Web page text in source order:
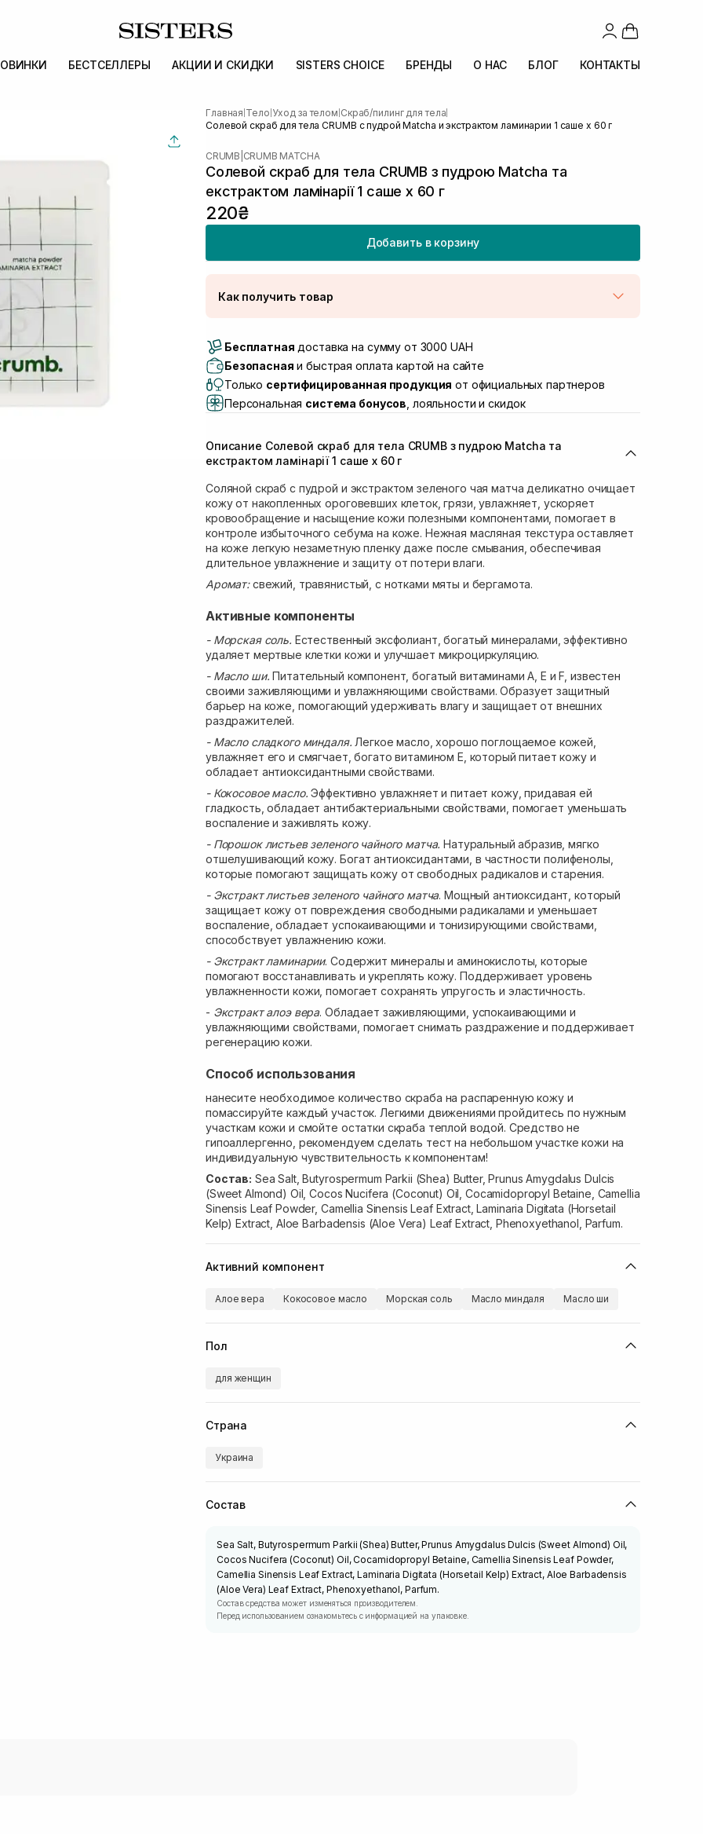
БЕСТСЕЛЛЕРЫ АКЦИИ И СКИДКИ SISTERS CHOICE БРЕНДЫ О НАС БЛОГ КОНТАКТЫ
Главная Тело Уход за телом Скраб/пилинг для тела
Солевой скраб для тела CRUMB с пудрой Matcha и экстрактом ламинарии 1 саше х 60 г
CRUMB CRUMB MATCHA
Солевой скраб для тела CRUMB з пудрою Matcha та
екстрактом ламінарії 1 саше х 60 г
220₴
Добавить в корзину
Как получить товар
Самовывоз г. Луцк, Винниченка 4
Самовывоз г. Львов, ул. Академика Подстригача, 1В (Duck's
Самовывоз Львов (Ивана Франко 36) В наличии
Самовывоз г. Львов ул. Степана Бандеры 43 В наличии
Самовывоз г. Ровно, ул. Кулика и Гудачека 23 (ТЦ Экватор) Нет в наличии!
Бесплатная доставка на сумму от 3000 UAH
Безопасная и быстрая оплата картой на сайте
Только сертифицированная продукция от официальных партнеров
Персональная система бонусов , лояльности и скидок
Описание Солевой скраб для тела CRUMB з пудрою Matcha та
екстрактом ламінарії 1 саше х 60 г
Соляной скраб с пудрой и экстрактом зеленого чая матча деликатно очищает
кожу от накопленных ороговевших клеток, грязи, увлажняет, ускоряет
кровообращение и насыщение кожи полезными компонентами, помогает в
контроле избыточного себума на коже. Нежная масляная текстура оставляет
на коже легкую незаметную пленку даже после смывания, обеспечивая
длительное увлажнение и защиту от потери влаги.
Аромат:свежий, травянистый, с нотками мяты и бергамота.
Активные компоненты
- Морская соль. Естественный эксфолиант, богатый минералами, эффективно
удаляет мертвые клетки кожи и улучшает микроциркуляцию.
- Масло ши. Питательный компонент, богатый витаминами A, E и F, известен
своими заживляющими и увлажняющими свойствами. Образует защитный
барьер на коже, помогающий удерживать влагу и защищает от внешних
раздражителей.
- Масло сладкого миндаля. Легкое масло, хорошо поглощаемое кожей,
увлажняет его и смягчает, богато витамином E, который питает кожу и
обладает антиоксидантными свойствами.
- Кокосовое масло.Эффективно увлажняет и питает кожу, придавая ей
гладкость, обладает антибактериальными свойствами, помогает уменьшать
воспаление и заживлять кожу.
- Порошок листьев зеленого чайного матча. Натуральный абразив, мягко
отшелушивающий кожу. Богат антиоксидантами, в частности полифенолы,
которые помогают защищать кожу от свободных радикалов и старения.
- Экстракт листьев зеленого чайного матча. Мощный антиоксидант, который
защищает кожу от повреждения свободными радикалами и уменьшает
воспаление, обладает успокаивающими и тонизирующими свойствами,
способствует увлажнению кожи.
- Экстракт ламинарии. Содержит минералы и аминокислоты, которые
помогают восстанавливать и укреплять кожу. Поддерживает уровень
увлажненности кожи, помогает сохранять упругость и эластичность.
- Экстракт алоэ вера. Обладает заживляющими, успокаивающими и
увлажняющими свойствами, помогает снимать раздражение и поддерживает
регенерацию кожи.
Способ использования
нанесите необходимое количество скраба на распаренную кожу и
помассируйте каждый участок. Легкими движениями пройдитесь по нужным
участкам кожи и смойте остатки скраба теплой водой. Средство не
гипоаллергенно, рекомендуем сделать тест на небольшом участке кожи на
индивидуальную чувствительность к компонентам!
Состав: Sea Salt, Butyrospermum Parkii (Shea) Butter, Prunus Amygdalus Dulcis
(Sweet Almond) Oil, Cocos Nucifera (Coconut) Oil, Cocamidopropyl Betaine, Camellia
Sinensis Leaf Powder, Camellia Sinensis Leaf Extract, Laminaria Digitata (Horsetail
Kelp) Extract, Aloe Barbadensis (Aloe Vera) Leaf Extract, Phenoxyethanol, Parfum.
Активний компонент
Алое вера Кокосовое масло Морская соль Масло миндаля Масло ши
Пол
для женщин
Страна
Украина
Состав
Sea Salt, Butyrospermum Parkii (Shea) Butter, Prunus Amygdalus Dulcis (Sweet Almond) Oil,
Cocos Nucifera (Coconut) Oil, Cocamidopropyl Betaine, Camellia Sinensis Leaf Powder,
Camellia Sinensis Leaf Extract, Laminaria Digitata (Horsetail Kelp) Extract, Aloe Barbadensis
(Aloe Vera) Leaf Extract, Phenoxyethanol, Parfum.
Состав средства может изменяться производителем.
Перед использованием ознакомьтесь с информацией на упаковке.